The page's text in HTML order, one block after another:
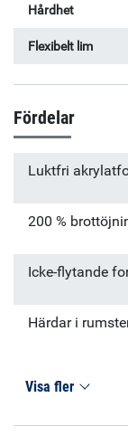
Hårdhet
Flexibelt lim
Fördelar
Luktfri
200 %
Icke-flytande
Härdar i
Visa fler